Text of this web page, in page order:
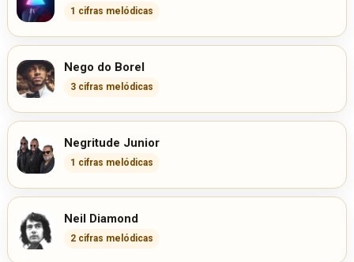
1 cifras melódicas
Nego do Borel
3 cifras melódicas
Negritude Junior
1 cifras melódicas
Neil Diamond
2 cifras melódicas